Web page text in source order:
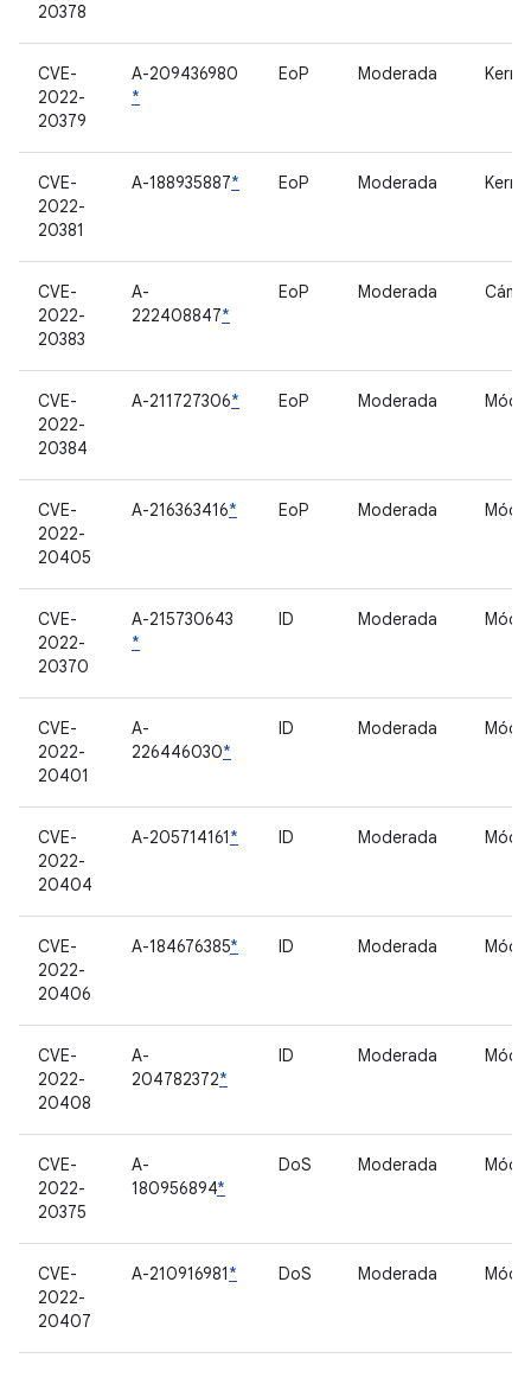
20378
CVE-
2022-
20379
A-209436980
*
EoP Moderada Kernel
CVE-
2022-
20381
A-188935887* EoP Moderada Kernel
CVE-
2022-
20383
A-
222408847*
EoP Moderada
CVE-
2022-
20384
A-211727306* EoP Moderada
CVE-
2022-
20405
A-216363416* EoP Moderada
CVE-
2022-
20370
A-215730643
*
ID Moderada
CVE-
2022-
20401
A-
226446030*
ID Moderada
CVE-
2022-
20404
A-205714161* ID Moderada
CVE-
2022-
20406
A-184676385* ID Moderada
CVE-
2022-
20408
A-
204782372*
ID Moderada
CVE-
2022-
20375
A-
180956894*
DoS Moderada
CVE-
2022-
20407
A-210916981* DoS Moderada